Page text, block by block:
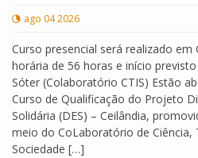
ago 04 2026
Curso presencial será realizado em
horária de 56 horas e início
Sóter (Colaboratório CTIS) Estão
Curso de Qualificação do Projeto
Solidária (DES) – Ceilândia,
meio do CoLaboratório de Ciência,
Sociedade […]